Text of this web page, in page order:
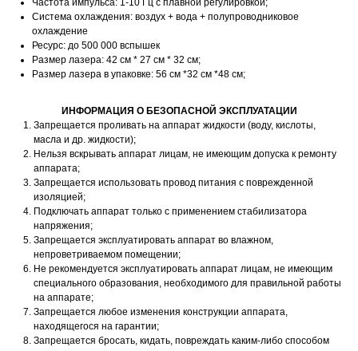
Частота импульса: 1-10 Гц с плавной регулировкой;
Система охлаждения: воздух + вода + полупроводниковое
охлаждение
Ресурс: до 500 000 вспышек
Размер лазера: 42 см * 27 см * 32 см;
Размер лазера в упаковке: 56 см *32 см *48 см;
ИНФОРМАЦИЯ О БЕЗОПАСНОЙ ЭКСПЛУАТАЦИИ
Запрещается проливать на аппарат жидкости (воду, кислоты,
масла и др. жидкости);
Нельзя вскрывать аппарат лицам, не имеющим допуска к ремонту
аппарата;
Запрещается использовать провод питания с поврежденной
изоляцией;
Подключать аппарат только с применением стабилизатора
напряжения;
Запрещается эксплуатировать аппарат во влажном,
непроветриваемом помещении;
Не рекомендуется эксплуатировать аппарат лицам, не имеющим
специального образования, необходимого для правильной работы
на аппарате;
Запрещается любое изменения конструкции аппарата,
находящегося на гарантии;
Запрещается бросать, кидать, повреждать каким-либо способом